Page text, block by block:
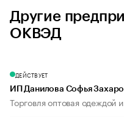
Другие
ОКВЭД
ДЕЙСТВУЕТ
ИП Данилова Софья
Торговля оптовая одеждой